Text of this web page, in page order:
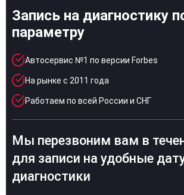
Запись на диагностику
параметру
Автосервис №1 по версии Forbes
На рынке с 2011 года
Работаем по всей России и СНГ
Мы перезвоним вам в
для записи на удобные
диагностики